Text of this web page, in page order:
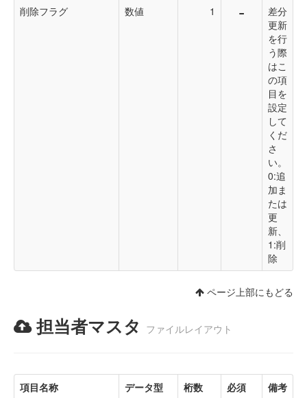
削除フラグ 数値 1 -
差分
更新
を行
う際
はこ
の項
目を
設定
して
くだ
さ
い。
0:追
加ま
たは
更
新、
1:削
除
ページ上部にもどる
担当者マスタ ファイルレイアウト
項目名称 データ型 桁数 必須
備考